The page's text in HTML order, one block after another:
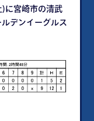
に宮崎市の清武
デンイーグルス